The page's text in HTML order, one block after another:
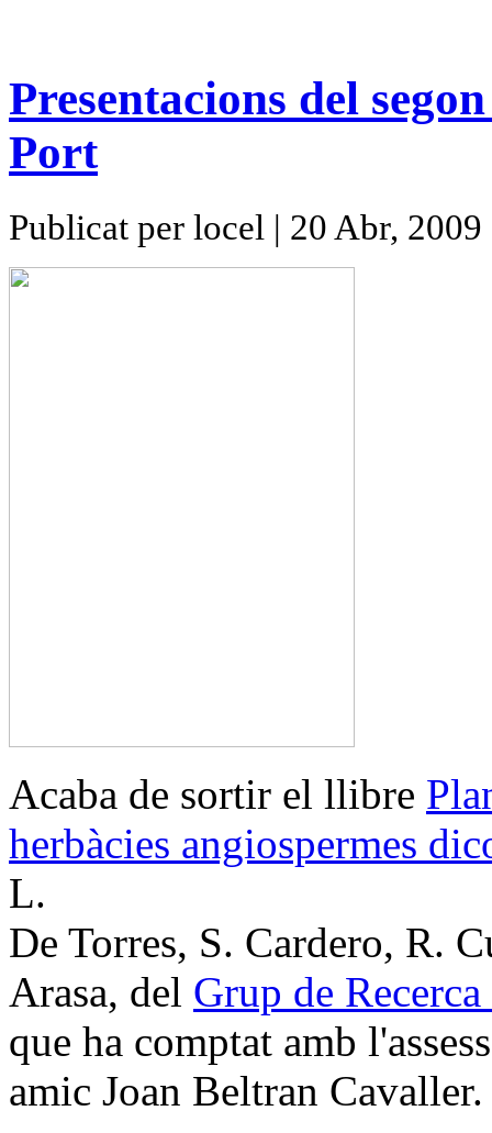
Presentacions del
Port
Publicat per locel | 20 Abr, 2009
Acaba de sortir el llibre
herbàcies angiospermes
L.
De Torres, S. Cardero, R.
Arasa, del Grup de
que ha comptat amb
amic Joan Beltran Cavaller.